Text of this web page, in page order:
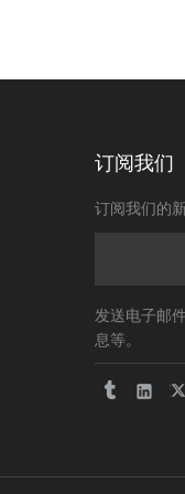
订阅我们
订阅我们的
发送电子邮
息等。